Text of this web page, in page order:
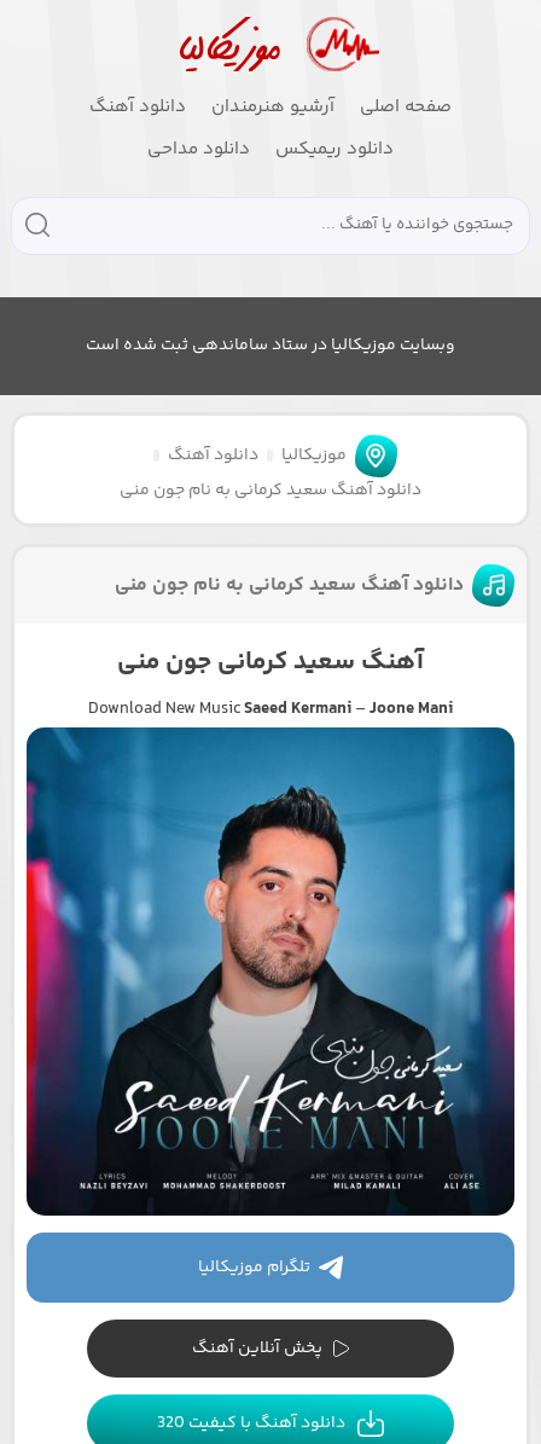
صفحه اصلی آرشیو هنرمندان
دانلود آهنگ
دانلود ریمیکس
دانلود مداحی
وبسایت موزیکالیا در ستاد ساماندهی ثبت شده است
موزیکالیا
دانلود آهنگ
دانلود آهنگ سعید کرمانی به نام جون منی
دانلود آهنگ سعید کرمانی به نام جون منی
آهنگ سعید کرمانی جون منی
Download New MusicSaeed Kermani–Joone Mani
تلگرام موزیکالیا
پخش آنلاین آهنگ
دانلود آهنگ با کیفیت 320